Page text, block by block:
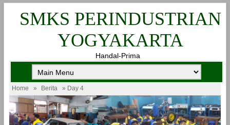
SMKS PERINDUSTRIAN
YOGYAKARTA
Handal-Prima
Home » Berita » Day 4